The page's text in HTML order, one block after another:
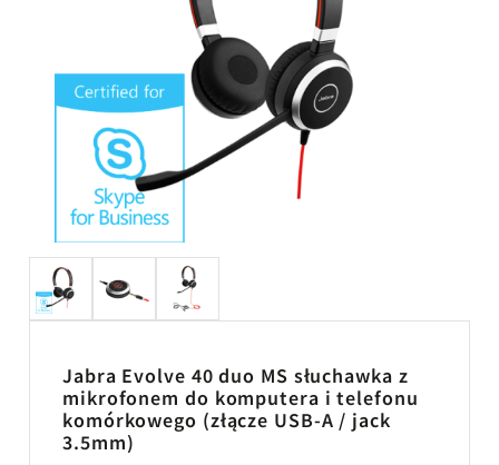
Jabra Evolve 40 duo MS słuchawka z
mikrofonem do komputera i telefonu
komórkowego (złącze USB-A / jack
3.5mm)